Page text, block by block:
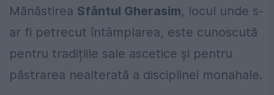
Mănăstirea Sfântul Gherasim, locul unde s-
ar fi petrecut întâmplarea, este cunoscută
pentru tradițiile sale ascetice și pentru
păstrarea nealterată a disciplinei monahale.